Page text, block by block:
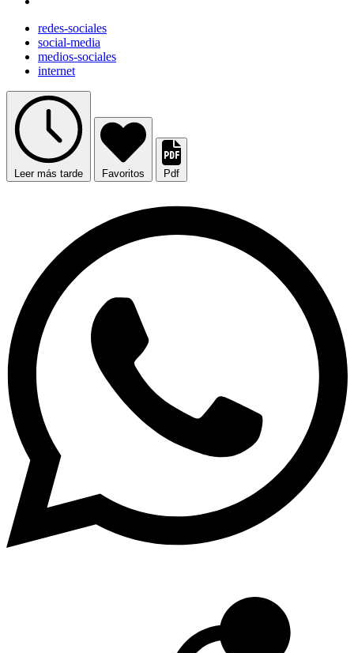
redes-sociales
social-media
medios-sociales
internet
Leer más tarde Favoritos Pdf